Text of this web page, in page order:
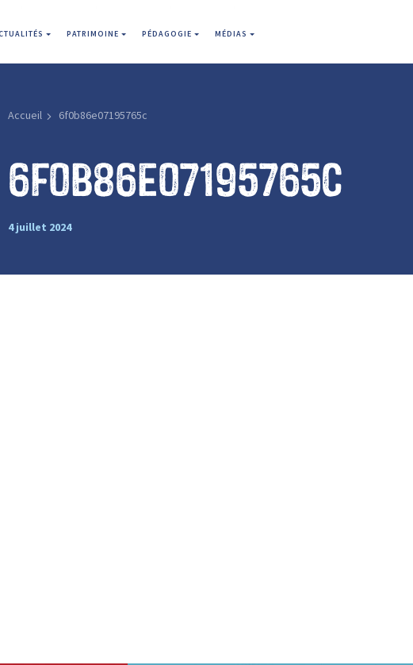
PATRIMOINE PÉDAGOGIE MÉDIAS
Accueil 6f0b86e07195765c
6f0b86e07195765c
4 juillet 2024